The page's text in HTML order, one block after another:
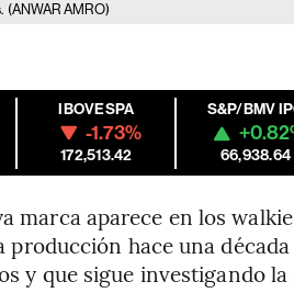
(ANWAR AMRO)
IBOVESPA
-1.73%
172,513.42
S&P/BMV
66,938.64
marca aparece en los
hace una
y que sigue investigando